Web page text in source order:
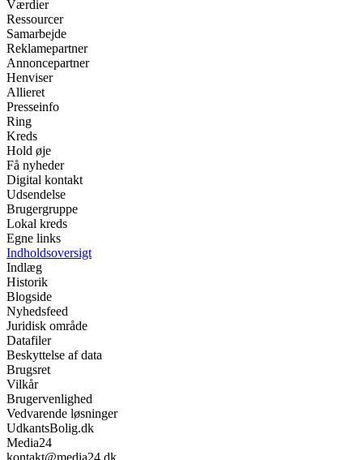
Værdier
Ressourcer
Samarbejde
Reklamepartner
Annoncepartner
Henviser
Allieret
Presseinfo
Ring
Kreds
Hold øje
Få nyheder
Digital kontakt
Udsendelse
Brugergruppe
Lokal kreds
Egne links
Indholdsoversigt
Indlæg
Historik
Blogside
Nyhedsfeed
Juridisk område
Datafiler
Beskyttelse af data
Brugsret
Vilkår
Brugervenlighed
Vedvarende løsninger
UdkantsBolig.dk
Media24